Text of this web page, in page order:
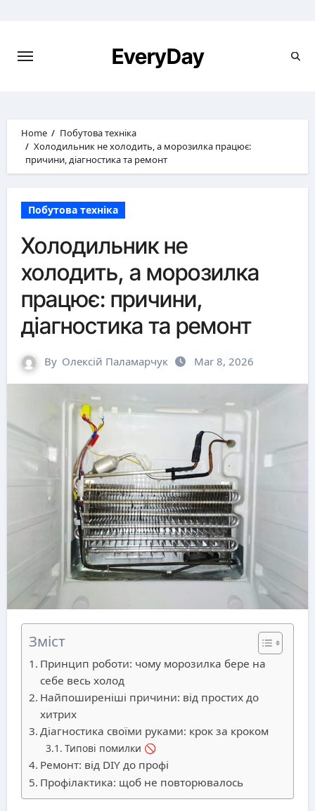
EveryDay
Home
Побутова техніка
Холодильник не холодить, а морозилка працює:
причини, діагностика та ремонт
Побутова техніка
Холодильник не
холодить, а морозилка
працює: причини,
діагностика та ремонт
By Олексій Паламарчук Mar 8, 2026
Зміст
Принцип роботи: чому морозилка бере на
себе весь холод
Найпоширеніші причини: від простих до
хитрих
Діагностика своїми руками: крок за кроком
Типові помилки 🚫
Ремонт: від DIY до профі
Профілактика: щоб не повторювалось